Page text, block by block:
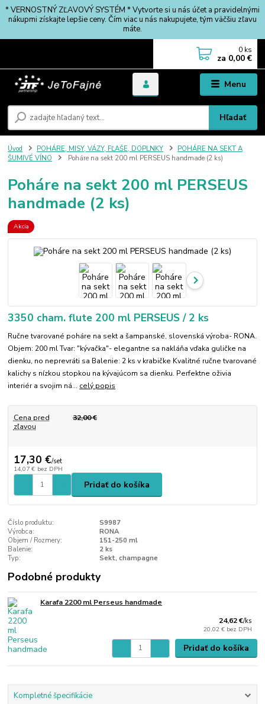
* VERNOSTNÝ ZĽAVOVÝ SYSTÉM * Vytvorte si u nás účet a pravidelnými
nákupmi získajte lepšie ceny. Čím viac u nás nakupujete, tým väčšiu zľavu
máte.
Menu
Hľadať
0 ks
za 0,00 €
Úvod POHÁRE, MISY, VÁZY, FĽAŠE, DOPLNKY
POHÁRE NA SEKT A
ŠUMIVÉ VÍNO
Poháre na sekt 200 ml PERSEUS handmade (2 ks)
Poháre na sekt 200 ml PERSEUS
handmade (2 ks)
Akcia
3350 cham. flute 200 ml PERSEUS / 2 ks
Ručne tvarované poháre na sekt a šampanské, slovenská výroba- RONA.
Objem: 200 ml Tvar: "kývačka"- elegantne sa nakláňa vďaka guličke na
dienku, no neprevráti sa Balenie: 2 ks v krabičke Kvalitné ručne tvarované
kalichy s nízkou stopkou na kývajúcom sa dienku. Perfektne oživia
interiér a svojim ná... celý popis
Cena pred
zľavou
32,00 €
17,30 €/set
14,07 € bez DPH
Pridať do košíka
Číslo produktu:
S9987
Výrobca:
RONA
Objem / Rozmery:
151-250 ml
Balenie:
2 ks
Typ:
Sekt, champagne
Podobné produkty
Karafa 2200 ml Perseus handmade
24,62 €/ks
20,02 € bez DPH
Pridať do košíka
Kompletné špecifikácie